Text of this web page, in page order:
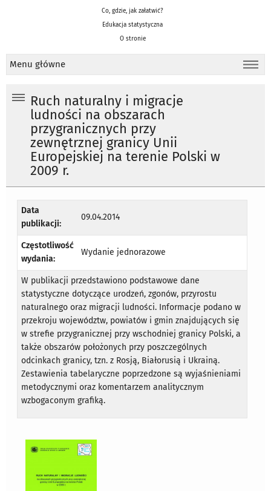
Co, gdzie, jak załatwić?
Edukacja statystyczna
O stronie
Menu główne
Ruch naturalny i migracje
ludności na obszarach
przygranicznych przy
zewnętrznej granicy Unii
Europejskiej na terenie Polski w
2009 r.
Data
publikacji:
09.04.2014
Częstotliwość
wydania:
Wydanie jednorazowe
W publikacji przedstawiono podstawowe dane
statystyczne dotyczące urodzeń, zgonów, przyrostu
naturalnego oraz migracji ludności. Informacje podano w
przekroju województw, powiatów i gmin znajdujących się
w strefie przygranicznej przy wschodniej granicy Polski, a
także obszarów położonych przy poszczególnych
odcinkach granicy, tzn. z Rosją, Białorusią i Ukrainą.
Zestawienia tabelaryczne poprzedzone są wyjaśnieniami
metodycznymi oraz komentarzem analitycznym
wzbogaconym grafiką.